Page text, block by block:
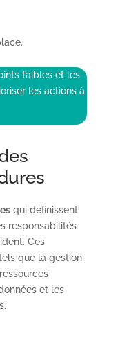
faibles et les
les actions à
qui définissent
responsabilités
Ces
que la gestion
et les